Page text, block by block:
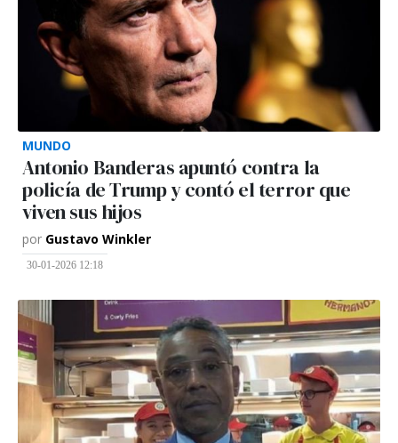
MUNDO
Antonio Banderas apuntó contra la
policía de Trump y contó el terror que
viven sus hijos
por Gustavo Winkler
30-01-2026 12:18